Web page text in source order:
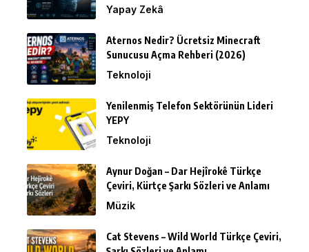
Yapay Zekâ
Aternos Nedir? Ücretsiz Minecraft
Sunucusu Açma Rehberi (2026)
Teknoloji
Yenilenmiş Telefon Sektörünün Lideri
YEPY
Teknoloji
Aynur Doğan – Dar Hejîrokê Türkçe
Çeviri, Kürtçe Şarkı Sözleri ve Anlamı
Müzik
Cat Stevens – Wild World Türkçe Çeviri,